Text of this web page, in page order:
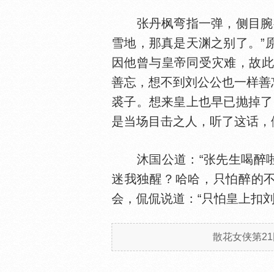
张丹枫弯指一弹，侧目腕
雪地，那真是天渊之别了。”
因他曾与皇帝同受灾难，故
善忘，想不到刘公公也一样
裘子。想来皇上也早已抛掉
是当场目击之人，听了这话，
沐
公道：“张先生喝醉
迷我独醒？哈哈，只怕醉的
会，侃侃说道：“只怕皇上
散花女侠第